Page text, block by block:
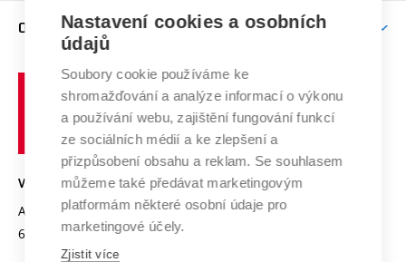
E-přihláška
Doktorské studium
Podpora podnikání
Mezinárodní vědecká rada
Systém zajišťování kvality výzkumu
Výzkumné infrastruktury
Transfer znalostí
Open Science
Projekty
Projekty ze strukturálních fondů
Specifický výzkum
Firemní spolupráce
Zahraniční spolupráce
Spolupráce se školami
Mezinárodní dohody
Univerzitní sítě
O UNIVERZITĚ
Profil univerzity
Udržitelná univerzita
Podnikavá univerzita / ContriBUTe
Bezpečná univerzita
Vyznamenání
Organizační struktura
učení
technické
Brně
VYSOKÉ UČENÍ TECHNICKÉ V BRNĚ
Antonínská 548/1
602 00 Brno
www.vut.cz
vut@vutbr.cz
Nastavení cookies a osobních
údajů
Soubory cookie používáme ke
shromažďování a analýze informací o výkonu
a používání webu, zajištění fungování funkcí
ze sociálních médií a ke zlepšení a
přizpůsobení obsahu a reklam. Se souhlasem
můžeme také předávat marketingovým
platformám některé osobní údaje pro
marketingové účely.
Zjistit více